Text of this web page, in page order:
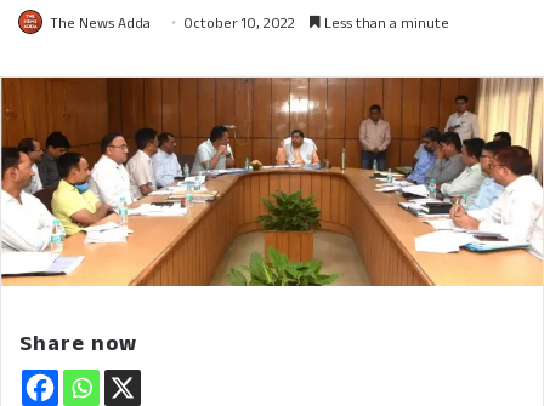
The News Adda October 10, 2022 Less than a minute
Share now